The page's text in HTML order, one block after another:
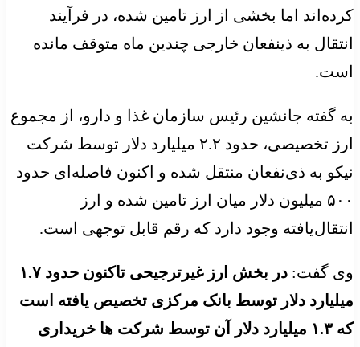
کرده‌اند اما بخشی از ارز تامین شده، در فرآیند
انتقال به ذینفعان خارجی چندین ماه متوقف مانده
است.
به گفته جانشین رئیس سازمان غذا و دارو، از مجموع
ارز تخصیصی، حدود ۲.۲ میلیارد دلار توسط شرکت
نیکو به ذی‌نفعان منتقل شده و اکنون فاصله‌ای حدود
۵۰۰ میلیون دلار میان ارز تامین ‌شده و ارز
انتقال‌یافته وجود دارد که رقم قابل توجهی است.
وی گفت:
در بخش ارز غیرترجیحی تاکنون حدود ۱.۷
میلیارد دلار توسط بانک مرکزی تخصیص یافته است
که ۱.۳ میلیارد دلار آن توسط شرکت ها خریداری